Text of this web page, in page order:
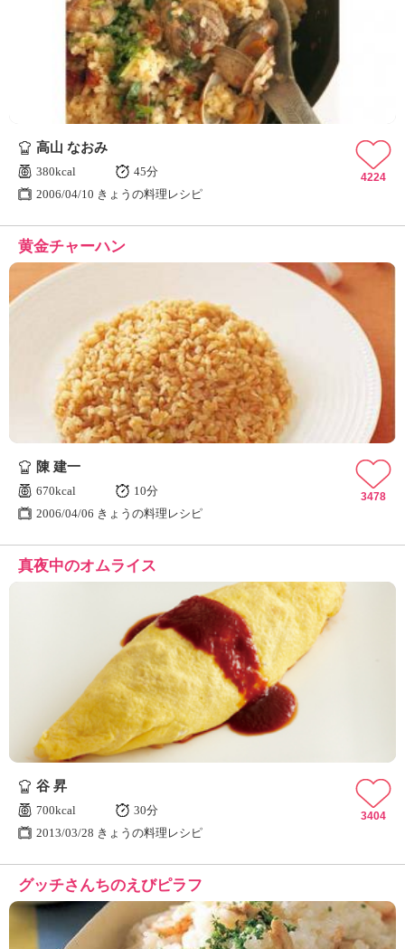
高山 なおみ
380kcal
45分
2006/04/10 きょうの料理レシピ
4224
黄金チャーハン
陳 建一
670kcal
10分
2006/04/06 きょうの料理レシピ
3478
真夜中のオムライス
谷 昇
700kcal
30分
2013/03/28 きょうの料理レシピ
3404
グッチさんちのえびピラフ